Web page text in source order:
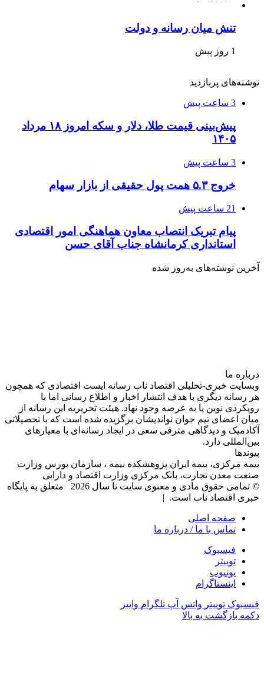
تنش میان رسانه و دولت
1 روز پیش
نوشته‌های پربازدید
3 ساعت پیش
پیش‌بینی قیمت طلا، دلار و سکه امروز ۱۸ مرداد
۱۴۰۵
3 ساعت پیش
خروج ۵.۳ همت پول حقیقی از بازار سهام
21 ساعت پیش
پیام تبریک انتصاب معاون هماهنگی امور اقتصادی
استانداری کرمانشاه جناب آقای حسن
آخرین نوشته‌های‌ به‌روز شده
درباره‌ ما
وبسایت خبری-تحلیلی اقتصاد ناب رسانه‌ ایست اقتصادی که همچون
هر رسانه دیگری با هدف انتشار اخبار و اطلاع رسانی اما با
رویکردی نوین پا به عرصه وجود نهاد. هیئت تحریریه این رسانه از
میان اعضای تیم جوان نواندیشان برگزیده شده است که با تحصیلاتی
آکادمیک و دیدگاهی‌ مترقی سعی در ایجاد رسانه‌ای با معیار‌های
بین‌المللی دارد.
پیوندها
بیمه مرکزی، بیمه ایران پزوهشکده بیمه ، سازمان بورس وزارت
صنعت معدن تجارت، بانک مرکزی وزارت اقتصاد و دارایی
© تمامی حقوق مادی و معنوی سایت تا سال 2026 متعلق به پایگاه
خبری اقتصاد ناب است. |
صفحه اصلی
تماس با ما / درباره ما
فیسبوک
توییتر
یوتیوب
اینستاگرام
فیسبوک توییتر واتس آپ تلگرام وایبر
دکمه بازگشت به بالا